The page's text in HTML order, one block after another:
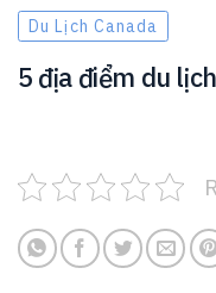
Du Lịch Canada
5 địa điểm du